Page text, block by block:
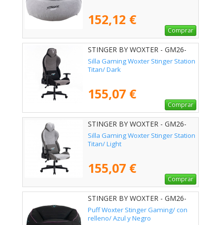
152,12 €
Comprar
STINGER BY WOXTER - GM26-
110
Silla Gaming Woxter Stinger Station
Titan/ Dark
155,07 €
Comprar
STINGER BY WOXTER - GM26-
113
Silla Gaming Woxter Stinger Station
Titan/ Light
155,07 €
Comprar
STINGER BY WOXTER - GM26-
114
Puff Woxter Stinger Gaming/ con
relleno/ Azul y Negro